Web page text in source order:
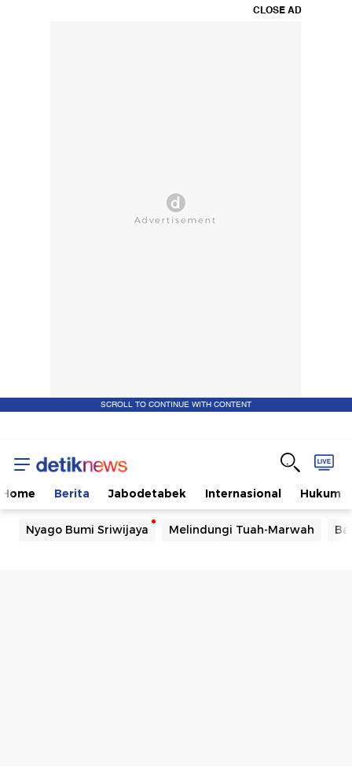
CLOSE AD
SCROLL TO CONTINUE WITH CONTENT
Home Berita Jabodetabek Internasional Hukum
Nyago Bumi Sriwijaya Melindungi Tuah-Marwah